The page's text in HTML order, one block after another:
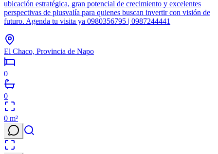
ubicación estratégica, gran potencial de crecimiento y excelentes
perspectivas de plusvalía para quienes buscan invertir con visión de
futuro. Agenda tu visita ya 0980356795 | 0987244441
El Chaco, Provincia de Napo
0
0
0 m²